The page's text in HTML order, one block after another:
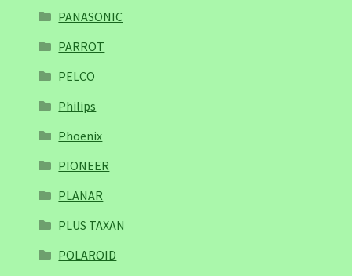
PANASONIC
PARROT
PELCO
Philips
Phoenix
PIONEER
PLANAR
PLUS TAXAN
POLAROID